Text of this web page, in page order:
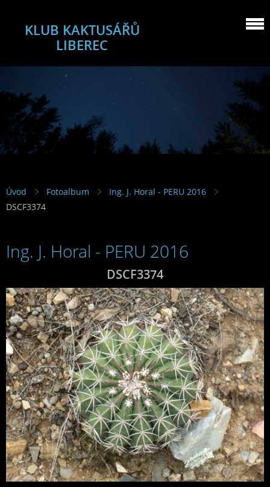
KLUB KAKTUSÁŘŮ
LIBEREC
Úvod Fotoalbum
Ing. J. Horal - PERU 2016
DSCF3374
Ing. J. Horal - PERU 2016
DSCF3374